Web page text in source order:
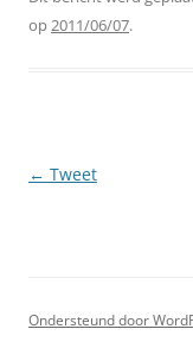
op2011/06/07.
Berichtnavigatie
← Tweet
Ondersteund door